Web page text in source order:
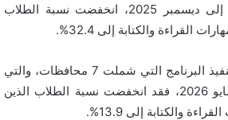
خلال الفترة من أكتوبر إلى ديسمبر 2025، انخفضت نسبة الطلاب
القراءة والكتابة إلى 32.4%.
أما المرحلة الثالثة من تنفيذ البرنامج التي شملت 7 محافظات، والتي
امتدت من فبراير إلى مايو 2026، فقد انخفضت نسبة الطلاب الذين
والكتابة إلى 13.9%.